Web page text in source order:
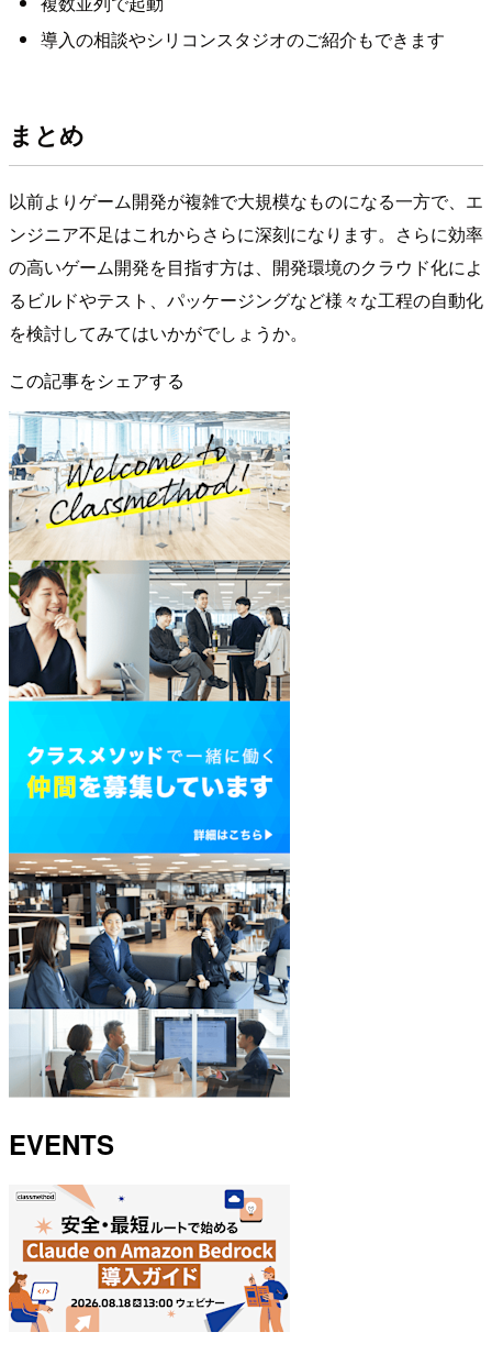
導入の相談やシリコンスタジオのご紹介もできます
まとめ
以前よりゲーム開発が複雑で大規模なものになる一方で、エ
ンジニア不足はこれからさらに深刻になります。さらに効率
の高いゲーム開発を目指す方は、開発環境のクラウド化によ
るビルドやテスト、パッケージングなど様々な工程の自動化
を検討してみてはいかがでしょうか。
この記事をシェアする
EVENTS